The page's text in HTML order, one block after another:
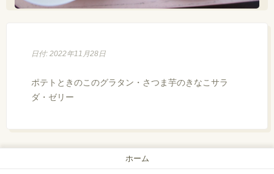
日付: 2022年11月28日
ポテトときのこのグラタン・さつま芋のきなこサラ
ダ・ゼリー
ホーム